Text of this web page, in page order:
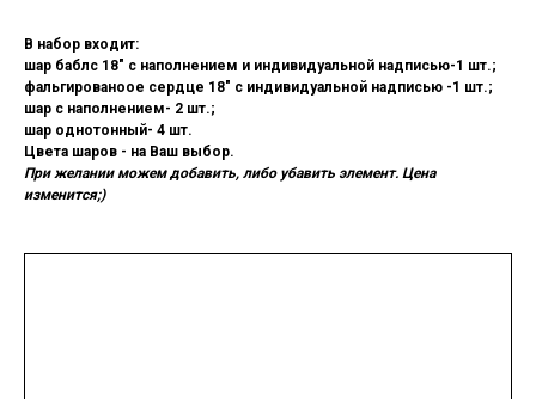
В набор входит:
шар баблс 18" с наполнением и индивидуальной надписью-1 шт.;
фальгированоое сердце 18" с индивидуальной надписью -1 шт.;
шар с наполнением- 2 шт.;
шар однотонный- 4 шт.
Цвета шаров - на Ваш выбор.
При желании можем добавить, либо убавить элемент. Цена
изменится;)